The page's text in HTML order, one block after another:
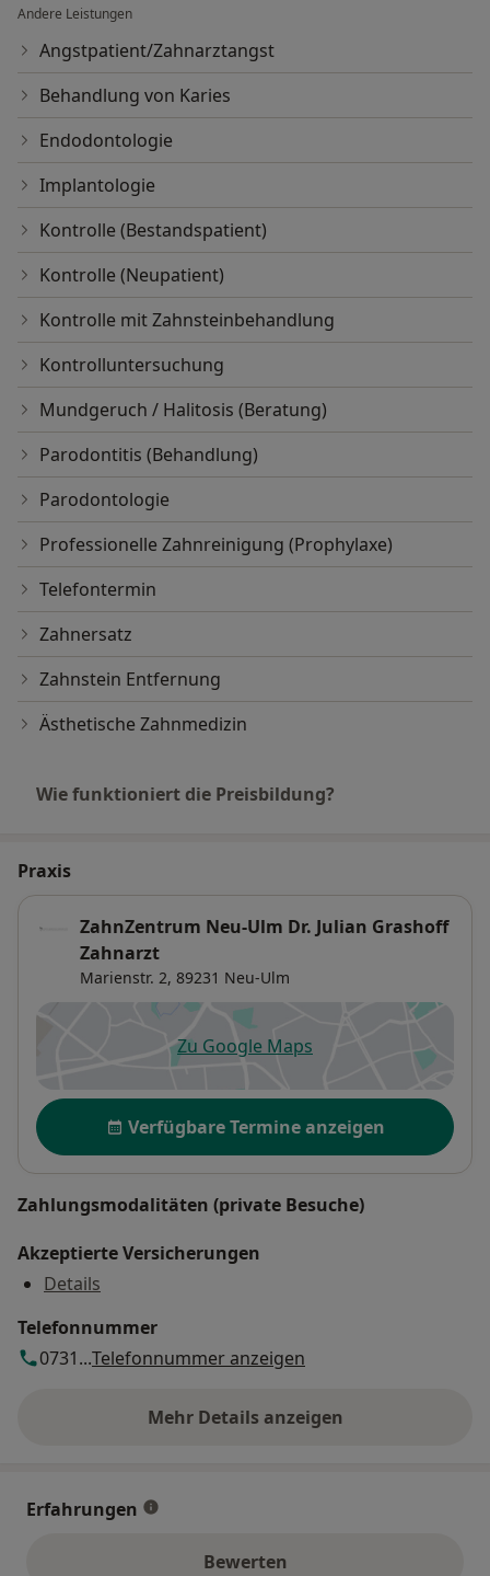
Andere Leistungen
Angstpatient/Zahnarztangst
Behandlung von Karies
Endodontologie
Implantologie
Kontrolle (Bestandspatient)
Kontrolle (Neupatient)
Kontrolle mit Zahnsteinbehandlung
Kontrolluntersuchung
Mundgeruch / Halitosis (Beratung)
Parodontitis (Behandlung)
Parodontologie
Professionelle Zahnreinigung (Prophylaxe)
Telefontermin
Zahnersatz
Zahnstein Entfernung
Ästhetische Zahnmedizin
Wie funktioniert die Preisbildung?
Praxis
ZahnZentrum Neu-Ulm Dr. Julian Grashoff
Zahnarzt
Marienstr. 2, 89231 Neu-Ulm
Zu Google Mapsöffnet in einer neuen
Verfügbarkeit
Verfügbare Termine anzeigen
Zahlungsmodalitäten (private Besuche)
Akzeptierte Versicherungen
Details
Telefonnummer
0731...Telefonnummer anzeigen
Mehr Details anzeigen
über die Adresse
Erfahrungen
Bewerten